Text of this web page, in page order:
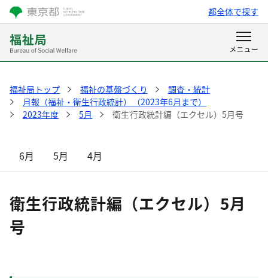
都全体で探す
福祉局トップ 福祉の基盤づくり
調査・統計
月報（福祉・衛生行政統計）（2023年6月まで）
2023年度
5月 衛生行政統計編（エクセル）5月号
6月 5月 4月
衛生行政統計編（エクセル）5月
号